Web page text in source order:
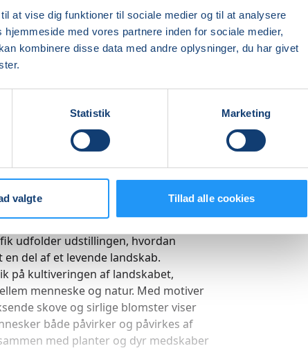
at vise dig funktioner til sociale medier og til at analysere
med vores partnere inden for sociale medier,
kombinere disse data med andre oplysninger, du har givet
Statistik Marketing
valgte Tillad alle cookies
i Thy. I den første fulde sæson på
udstillingsrummene. I Pakhuset vil du
som giver et indblik i, hvordan
natur kommer til udtryk gennem
af kunstværker fra SMK’s
værker præsenteres side om side
Ebba Carstensen, Jens
Bjerger og mange flere.
udfolder udstillingen, hvordan
del af et levende landskab.
på kultiveringen af landskabet,
menneske og natur. Med motiver
skove og sirlige blomster viser
både påvirker og påvirkes af
med planter og dyr medskaber